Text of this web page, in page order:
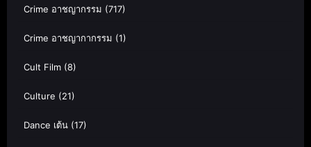
Crime อาชญากรรม (717)
Crime อาชญากากรรม (1)
Cult Film (8)
Culture (21)
Dance เต้น (17)